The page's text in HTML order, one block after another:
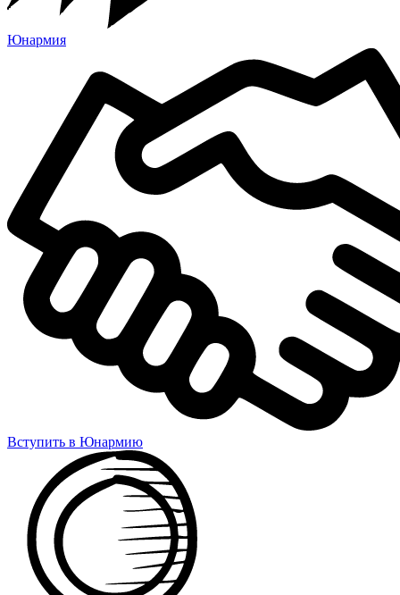
Юнармия
Вступить в Юнармию